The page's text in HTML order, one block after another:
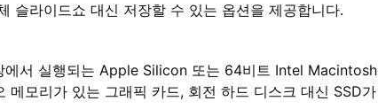
슬라이드쇼 대신 저장할 수 있는 옵션을 제공합니다.
서 실행되는 Apple Silicon 또는 64비트 Intel Macintosh
모리가 있는 그래픽 카드, 회전 하드 디스크 대신 SSD가